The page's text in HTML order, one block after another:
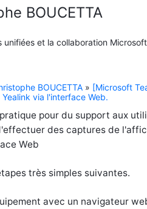
BOUCETTA
et la collaboration
BOUCETTA » [Microsoft
via l'interface Web.
pour du support aux
des captures de
Web
très simples suivantes.
avec un navigateur